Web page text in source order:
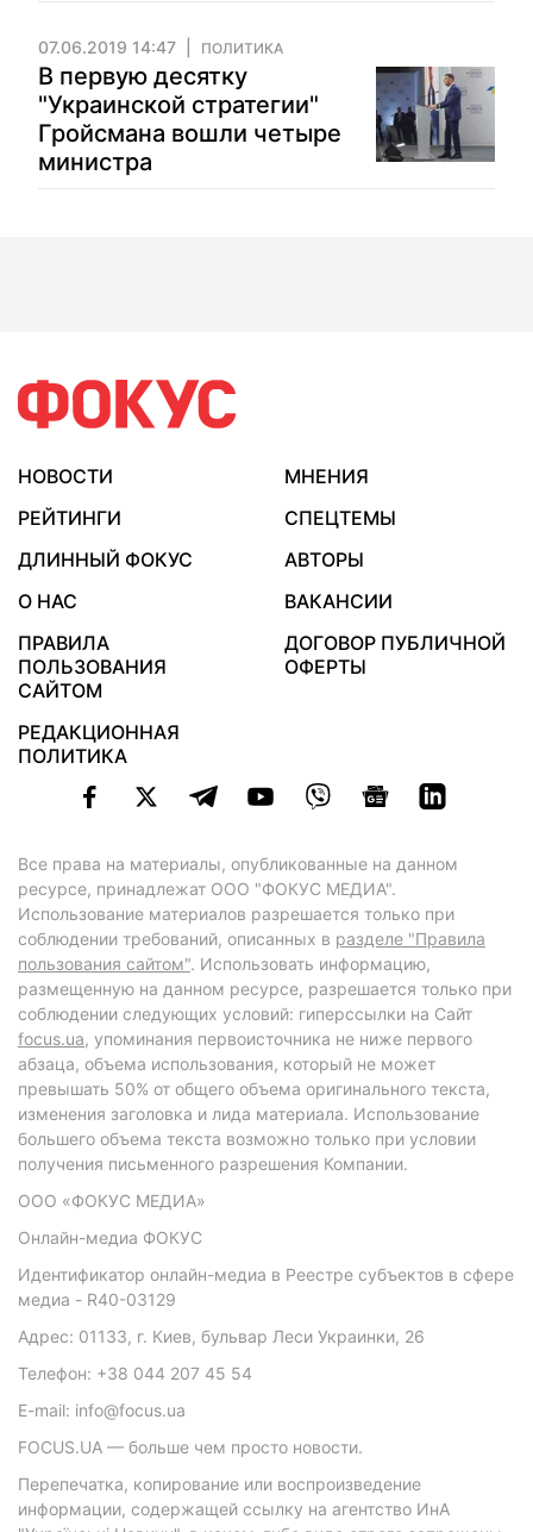
07.06.2019 14:47 ПОЛИТИКА
В первую десятку
"Украинской стратегии"
Гройсмана вошли четыре
министра
НОВОСТИ
МНЕНИЯ
РЕЙТИНГИ
СПЕЦТЕМЫ
ДЛИННЫЙ ФОКУС
АВТОРЫ
О НАС
ВАКАНСИИ
ПРАВИЛА
ПОЛЬЗОВАНИЯ
САЙТОМ
ДОГОВОР ПУБЛИЧНОЙ
ОФЕРТЫ
РЕДАКЦИОННАЯ
ПОЛИТИКА
Все права на материалы, опубликованные на данном
ресурсе, принадлежат ООО "ФОКУС МЕДИА".
Использование материалов разрешается только при
соблюдении требований, описанных в разделе "Правила
пользования сайтом". Использовать информацию,
размещенную на данном ресурсе, разрешается только при
соблюдении следующих условий: гиперссылки на Сайт
focus.ua, упоминания первоисточника не ниже первого
абзаца, объема использования, который не может
превышать 50% от общего объема оригинального текста,
изменения заголовка и лида материала. Использование
большего объема текста возможно только при условии
получения письменного разрешения Компании.
ООО «ФОКУС МЕДИА»
Онлайн-медиа ФОКУС
Идентификатор онлайн-медиа в Реестре субъектов в сфере
медиа - R40-03129
Адрес: 01133, г. Киев, бульвар Леси Украинки, 26
Телефон: +38 044 207 45 54
E-mail: info@focus.ua
FOCUS.UA — больше чем просто новости.
Перепечатка, копирование или воспроизведение
информации, содержащей ссылку на агентство ИнА